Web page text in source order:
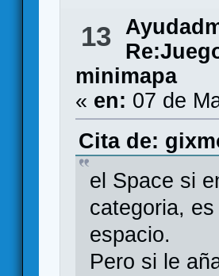
13
minimapa
« en: 07 de
Cita de:
el Space si
categoria,
espacio.
Pero si le